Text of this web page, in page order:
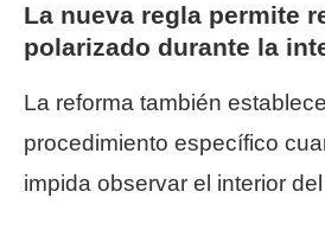
La nueva regla permite
polarizado durante la
La reforma también
procedimiento específico
impida observar el interior